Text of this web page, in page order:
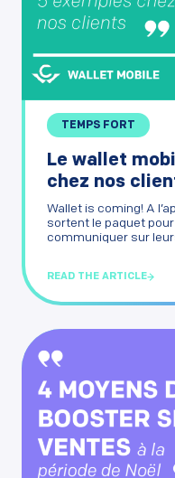
TEMPS FORT
Le wallet
chez nos
Wallet is coming! A
sortent le paquet
communiquer sur
READ THE ARTICLE